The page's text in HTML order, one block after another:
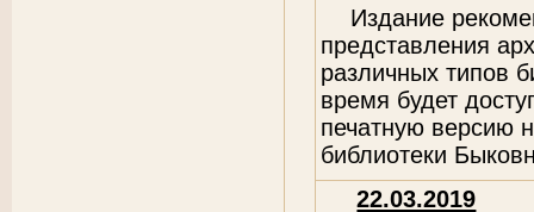
Издание
представления
различных типов
время будет
печатную версию
библиотеки
22.03.2019